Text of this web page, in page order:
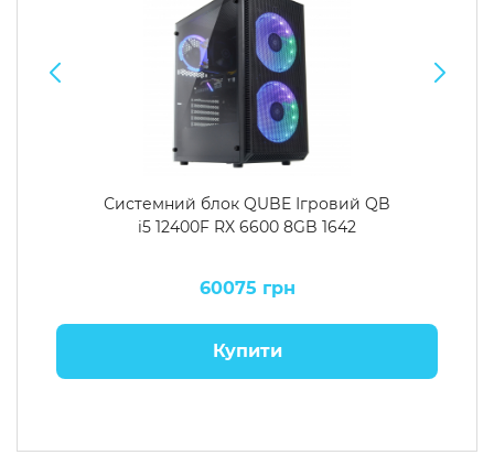
Системний блок QUBE Ігровий QB
i5 12400F RX 6600 8GB 1642
60075 грн
Купити